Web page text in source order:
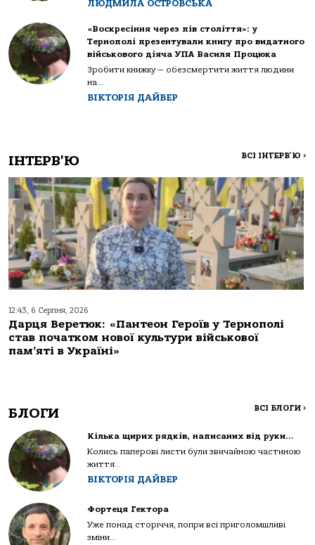
ЛЮДМИЛА ОСТРОВСЬКА
«Воскресіння через пів століття»: у
Тернополі презентували книгу про видатного
військового діяча УПА Василя Процюка
Зробити книжку — обезсмертити життя людини
на...
ВІКТОРІЯ ДАЙВЕР
ІНТЕРВ'Ю ВСІ ІНТЕРВ'Ю >
12:43, 6 Серпня, 2026
Дарця Веретюк: «Пантеон Героїв у Тернополі
став початком нової культури військової
пам’яті в Україні»
БЛОГИ ВСІ БЛОГИ >
Кілька щирих рядків, написаних від руки…
Колись паперові листи були звичайною частиною
життя...
ВІКТОРІЯ ДАЙВЕР
Фортеця Гектора
Уже понад сторіччя, попри всі приголомшливі
зміни...